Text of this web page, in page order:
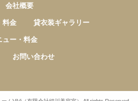
会社概要
料金 貸衣装ギャラリー
ュー・料金
お問い合わせ